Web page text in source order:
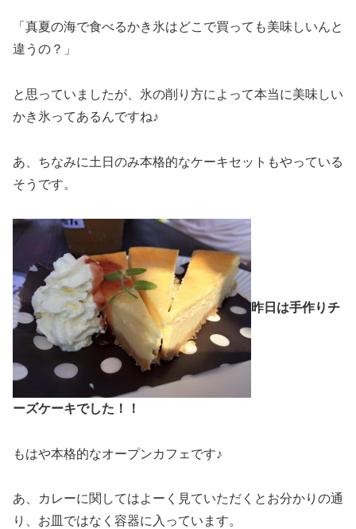
「真夏の海で食べるかき氷はどこで買っても美味しいんと
違うの？」
と思っていましたが、氷の削り方によって本当に美味しい
かき氷ってあるんですね♪
あ、ちなみに土日のみ本格的なケーキセットもやっている
そうです。
昨日は手作りチ
ーズケーキでした！！
もはや本格的なオープンカフェです♪
あ、カレーに関してはよーく見ていただくとお分かりの通
り、お皿ではなく容器に入っています。